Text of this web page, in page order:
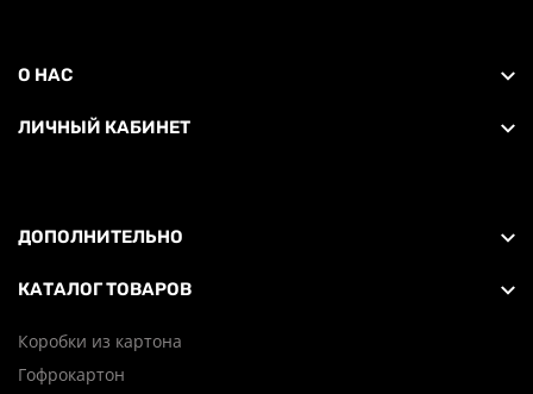
О НАС
ЛИЧНЫЙ КАБИНЕТ
ДОПОЛНИТЕЛЬНО
КАТАЛОГ ТОВАРОВ
Коробки из картона
Гофрокартон